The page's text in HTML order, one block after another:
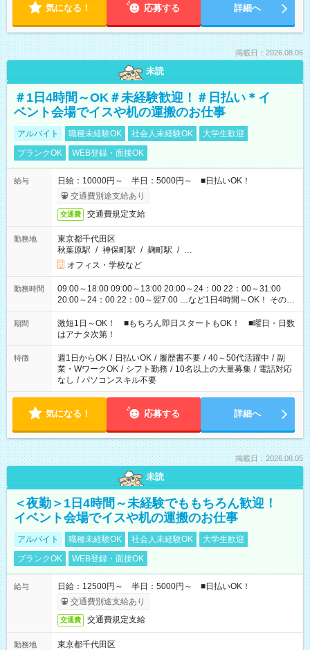
気になる！ 応募する 詳細へ
掲載日：2026.08.06
未読
＃1日4時間～OK＃未経験歓迎！＃日払い＊イ
ベント会場でイスや机の運搬のお仕事
アルバイト 職種未経験OK 社会人未経験OK
大学生歓迎
ブランクOK
WEB登録・面接OK
給与
日給：10000円～ 半日：5000円～ ■日払いOK！
交通費別途支給あり
交通費 交通費規定支給
勤務地
東京都千代田区
秋葉原駅 / 神保町駅 / 麹町駅 / …
オフィス・学校など
勤務時間
09:00～18:00 09:00～13:00 20:00～24：00 22：00～31:00
20:00～24：00 22：00～翌7:00 …など1日4時間～OK！ その他
シフトもございます！ お気軽にご相談ください！
期間
激短1日～OK！ ■もちろん即日スタートもOK！ ■曜日・日数
はアナタ次第！
特徴 週1日からOK / 日払いOK / 履歴書不要 / 40～50代活躍中 / 副
業・WワークOK / シフト勤務 / 10名以上の大量募集 / 電話対応
なし / パソコンスキル不要
気になる！ 応募する 詳細へ
掲載日：2026.08.05
未読
＜夜勤＞1日4時間～未経験でももちろん歓迎！
イベント会場でイスや机の運搬のお仕事
アルバイト 職種未経験OK 社会人未経験OK
大学生歓迎
ブランクOK
WEB登録・面接OK
給与
日給：12500円～ 半日：5000円～ ■日払いOK！
交通費別途支給あり
交通費 交通費規定支給
勤務地
東京都千代田区